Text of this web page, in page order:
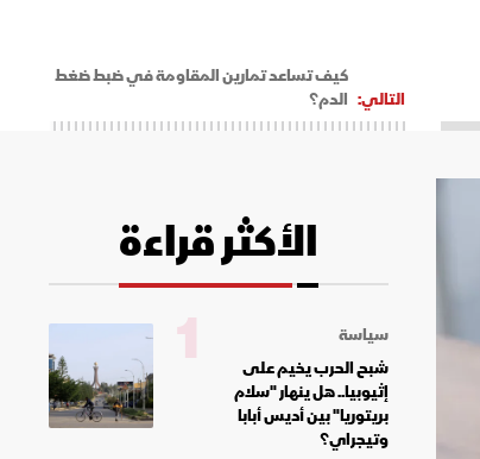
التالي:
كيف تساعد تمارين المقاومة في ضبط ضغط
الدم؟
الأكثر قراءة
سياسة
شبح الحرب يخيم على
إثيوبيا.. هل ينهار "سلام
بريتوريا" بين أديس أبابا
وتيجراي؟
1